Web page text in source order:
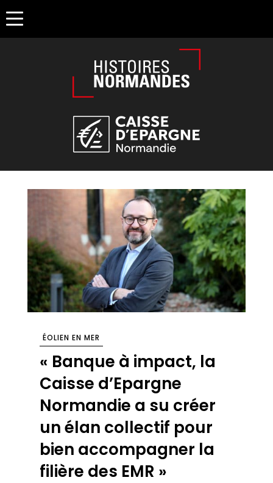
ÉOLIEN EN MER
« Banque à impact, la
Caisse d’Epargne
Normandie a su créer
un élan collectif pour
bien accompagner la
filière des EMR »